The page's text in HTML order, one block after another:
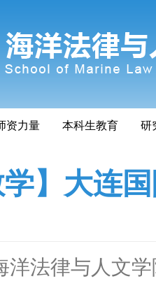
资力量 本科生教育 研
学】大连
洋法律与人文